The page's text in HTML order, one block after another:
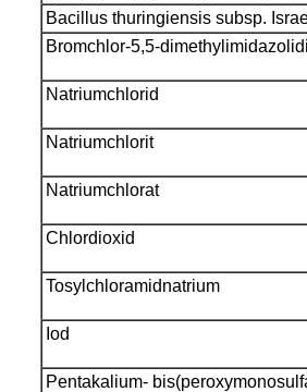
Bacillus thuringiensis subsp.
Bromchlor-5,5-
Natriumchlorid
Natriumchlorit
Natriumchlorat
Chlordioxid
Tosylchloramidnatrium
Iod
Pentakalium-